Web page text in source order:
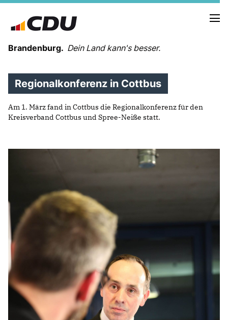
Brandenburg. Dein Land kann's besser.
MELDUNGEN
TERMINE
ORGANISATION
KREISVERBÄNDE
LANDESFACHAUSSCHÜSSE
SATZUNG
PARTEIGESCHICHTE
PARTEIGERICHT
IM LANDTAG
IN DER LANDESREGIERUNG
IM BUNDESTAG
IM EUROPÄISCHEN PARLAMENT
Regionalkonferenz in Cottbus
Am 1. März fand in Cottbus die Regionalkonferenz für den
Kreisverband Cottbus und Spree-Neiße statt.